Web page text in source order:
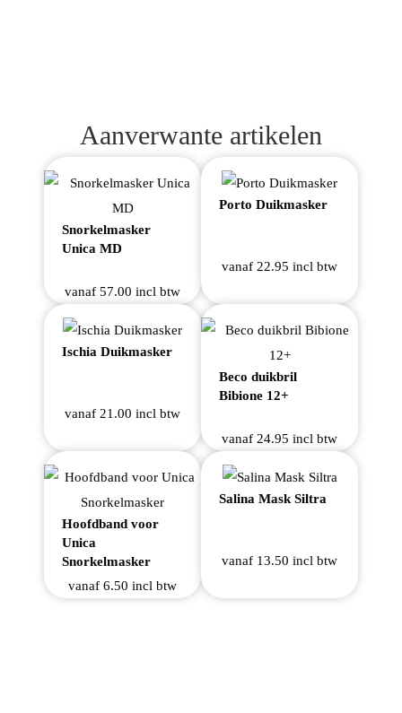
Aanverwante artikelen
Snorkelmasker
Unica MD
vanaf 57.00 incl btw
Porto Duikmasker
vanaf 22.95 incl btw
Ischia Duikmasker
vanaf 21.00 incl btw
Beco duikbril
Bibione 12+
vanaf 24.95 incl btw
Hoofdband voor
Unica
Snorkelmasker
vanaf 6.50 incl btw
Salina Mask Siltra
vanaf 13.50 incl btw